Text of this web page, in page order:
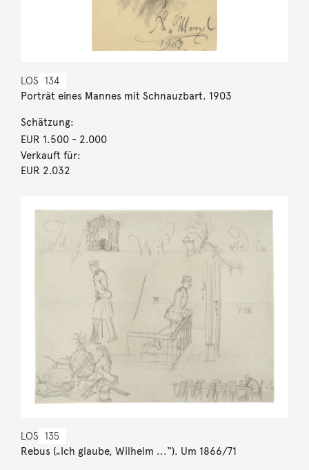
LOS 134
Porträt eines Mannes mit Schnauzbart. 1903
Schätzung:
EUR 1.500- 2.000
Verkauft für:
EUR 2.032
LOS 135
Rebus („Ich glaube, Wilhelm ...“). Um 1866/71